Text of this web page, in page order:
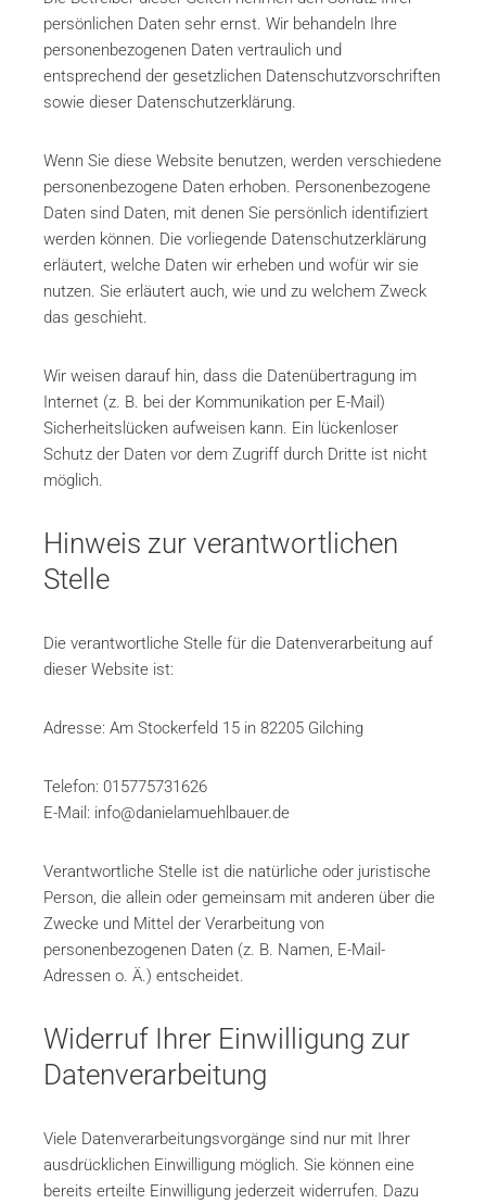
persönlichen Daten sehr ernst. Wir behandeln Ihre
personenbezogenen Daten vertraulich und
entsprechend der gesetzlichen Datenschutzvorschriften
sowie dieser Datenschutzerklärung.
Wenn Sie diese Website benutzen, werden verschiedene
personenbezogene Daten erhoben. Personenbezogene
Daten sind Daten, mit denen Sie persönlich identifiziert
werden können. Die vorliegende Datenschutzerklärung
erläutert, welche Daten wir erheben und wofür wir sie
nutzen. Sie erläutert auch, wie und zu welchem Zweck
das geschieht.
Wir weisen darauf hin, dass die Datenübertragung im
Internet (z. B. bei der Kommunikation per E-Mail)
Sicherheitslücken aufweisen kann. Ein lückenloser
Schutz der Daten vor dem Zugriff durch Dritte ist nicht
möglich.
Hinweis zur verantwortlichen
Stelle
Die verantwortliche Stelle für die Datenverarbeitung auf
dieser Website ist:
Adresse: Am Stockerfeld 15 in 82205 Gilching
Telefon: 015775731626
E-Mail: info@danielamuehlbauer.de
Verantwortliche Stelle ist die natürliche oder juristische
Person, die allein oder gemeinsam mit anderen über die
Zwecke und Mittel der Verarbeitung von
personenbezogenen Daten (z. B. Namen, E-Mail-
Adressen o. Ä.) entscheidet.
Widerruf Ihrer Einwilligung zur
Datenverarbeitung
Viele Datenverarbeitungsvorgänge sind nur mit Ihrer
ausdrücklichen Einwilligung möglich. Sie können eine
bereits erteilte Einwilligung jederzeit widerrufen. Dazu